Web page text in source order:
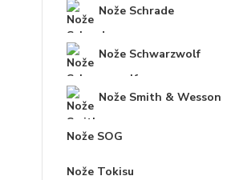
Nože Schrade
Nože Schwarzwolf
Nože Smith & Wesson
Nože SOG
Nože Tokisu